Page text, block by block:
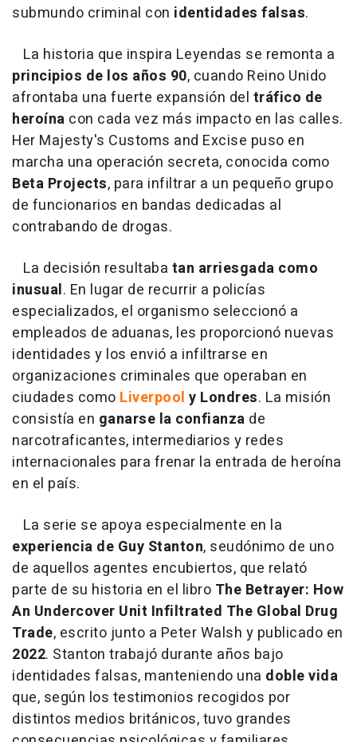
submundo criminal con identidades falsas.
La historia que inspira Leyendas se remonta a
principios de los años 90, cuando Reino Unido
afrontaba una fuerte expansión del tráfico de
heroína con cada vez más impacto en las calles.
Her Majesty's Customs and Excise puso en
marcha una operación secreta, conocida como
Beta Projects, para infiltrar a un pequeño grupo
de funcionarios en bandas dedicadas al
contrabando de drogas.
La decisión resultaba tan arriesgada como
inusual. En lugar de recurrir a policías
especializados, el organismo seleccionó a
empleados de aduanas, les proporcionó nuevas
identidades y los envió a infiltrarse en
organizaciones criminales que operaban en
ciudades como Liverpool y Londres. La misión
consistía en ganarse la confianza de
narcotraficantes, intermediarios y redes
internacionales para frenar la entrada de heroína
en el país.
La serie se apoya especialmente en la
experiencia de Guy Stanton, seudónimo de uno
de aquellos agentes encubiertos, que relató
parte de su historia en el libro The Betrayer: How
An Undercover Unit Infiltrated The Global Drug
Trade, escrito junto a Peter Walsh y publicado en
2022. Stanton trabajó durante años bajo
identidades falsas, manteniendo una doble vida
que, según los testimonios recogidos por
distintos medios británicos, tuvo grandes